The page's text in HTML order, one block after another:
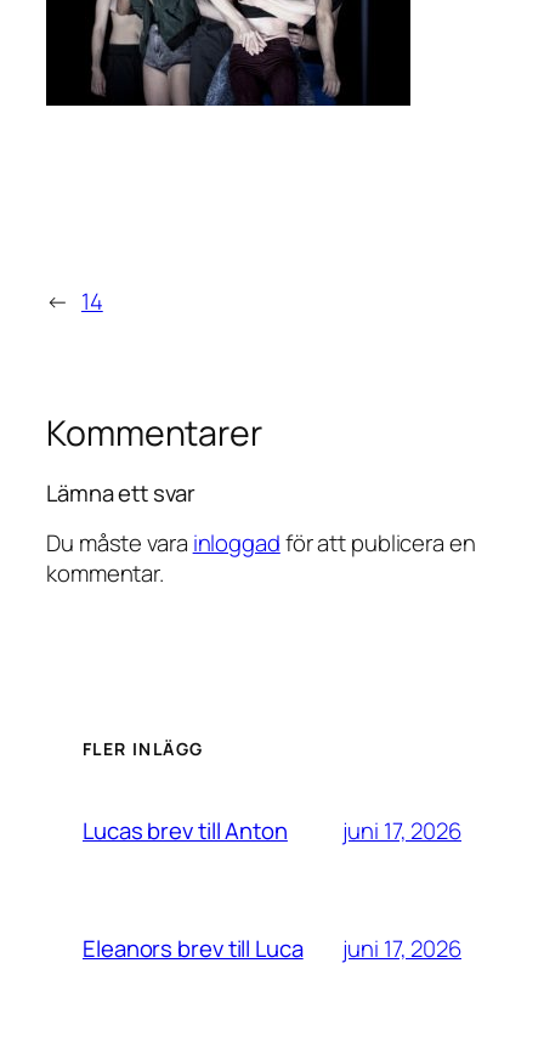
← 14
Kommentarer
Lämna ett svar
Du måste vara inloggadför att publicera en
kommentar.
FLER INLÄGG
Lucas brev till Anton juni 17, 2026
Eleanors brev till Luca juni 17, 2026